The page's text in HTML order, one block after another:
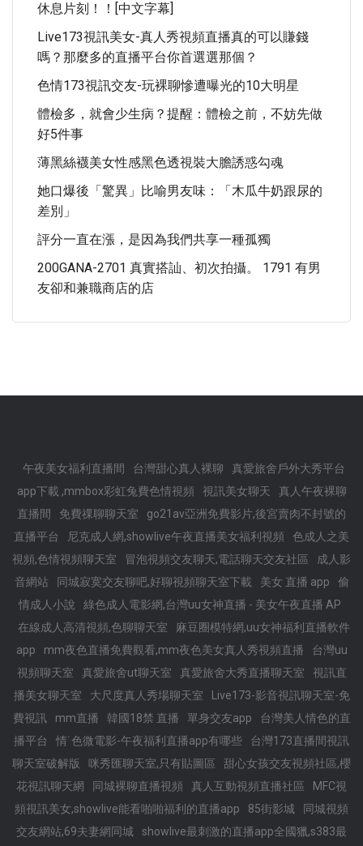
休息片刻！！[中文字幕]
Live173視訊美女-真人秀視頻直播真的可以賺錢
嗎？那麼多的直播平台你首選選那個？
色情173視訊交友-玩裸聊慘遭曝光的10大明星
體檢多，就會少生病？提醒：體檢之前，不妨先做
好5件事
薄黑絲襪美女性感黑色透視裝大膽誘惑勾魂
她口爆後「驚異」比喻男友味：「木瓜牛奶跟尿的
差別」
評分一直在漲，是因為我們共享一種孤獨
200GANA-2701 真實搭訕、初次拍攝。 1791 有男
友卻和兼職商店的店
午夜美女福利直播間 台灣甜心真人裸聊
真愛旅舍戶外大秀平台
app下載 ,mmbox彩虹兔費色情視頻
視訊美女聊天
真人午夜裸聊
直播間
免費祼聊聊天室
go21av亞洲免費影片,後宮賣肉不封號的
直播平台
尼克成人網,showlive午夜直播美女福利視頻
色成人之美
視頻,色情視頻聊天室
冒泡視頻交友聊天,電話聊天交友社區
成人影
音網站
同城寂寞交友聊吧,好聊視頻聊天室下載 美女 直播 app
偷
情成人小說
綠色成人電影網,台灣uu女神直播 - 美女午夜直播 AP
在線成人高清視頻,色聊聊天室
麻豆圈模特網,uu女神福利直播軟件
app
mm夜色直播免費觀看,mm夜色美女真人秀視頻直播
台灣uu
視頻聊天室
真愛旅舍ut聊天室 真愛旅舍大秀直播聊天室
視訊直
播美女聊天室
大尺度真人秀場聊天室
Live173-影音視訊聊天室-免
費視訊
mm直播 韓國18禁 直播 單身交友app
台灣美人情色的直
播平台
情˙色微電影-午夜福利直播app有哪些
台灣173直播間視訊
聊天室破解版
咪秀匯聊天室,只有貼圖區
甜心女孩交友視頻社區,櫻
花視訊聊天網
同城裸聊直播視頻 真人互動視頻直播社區
MFC視
頻視訊美女,showlive能看啪啪福利的直播app
85街影城
同城視頻
交友網站,69夫妻網同城
showlive最刺激的直播app全國獵,s383最